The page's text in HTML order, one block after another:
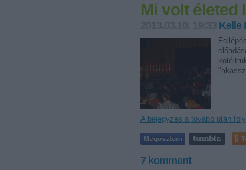
Mi volt életed
Kelle
A bejegyzés a tovább után
7 komment